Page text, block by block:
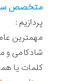
متخصص
پردازیم :
مهمترین
شادکامی و
کلمات یا